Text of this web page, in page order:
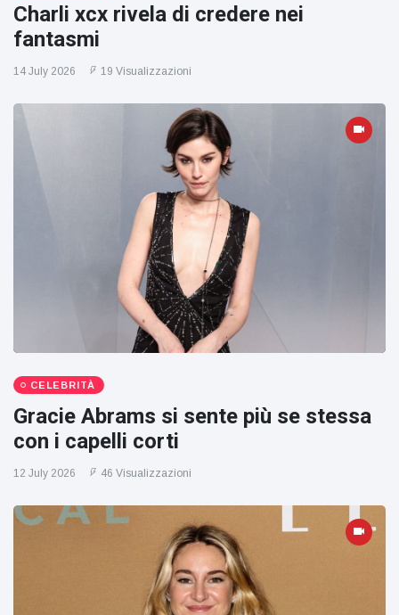
Charli xcx rivela di credere nei
fantasmi
14 July 2026 19 Visualizzazioni
CELEBRITÀ
Gracie Abrams si sente più se stessa
con i capelli corti
12 July 2026 46 Visualizzazioni